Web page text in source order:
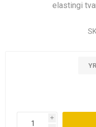
elastingi
i